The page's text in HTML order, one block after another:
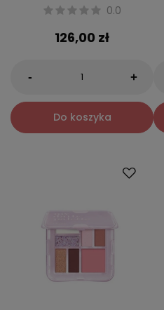
0.0
126,00 zł
- +
Do koszyka